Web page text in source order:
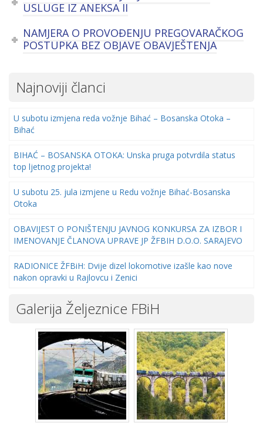
USLUGE IZ ANEKSA II
NAMJERA O PROVOĐENJU PREGOVARAČKOG
POSTUPKA BEZ OBJAVE OBAVJEŠTENJA
Najnoviji članci
U subotu izmjena reda vožnje Bihać – Bosanska Otoka –
Bihać
BIHAĆ – BOSANSKA OTOKA: Unska pruga potvrdila status
top ljetnog projekta!
U subotu 25. jula izmjene u Redu vožnje Bihać-Bosanska
Otoka
OBAVIJEST O PONIŠTENJU JAVNOG KONKURSA ZA IZBOR I
IMENOVANJE ČLANOVA UPRAVE JP ŽFBIH D.O.O. SARAJEVO
RADIONICE ŽFBiH: Dvije dizel lokomotive izašle kao nove
nakon opravki u Rajlovcu i Zenici
Galerija Željeznice FBiH